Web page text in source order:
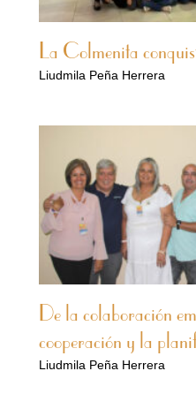
La Colmenita
Liudmila Peña Herrera
De la colaboración
cooperación y la
Liudmila Peña Herrera